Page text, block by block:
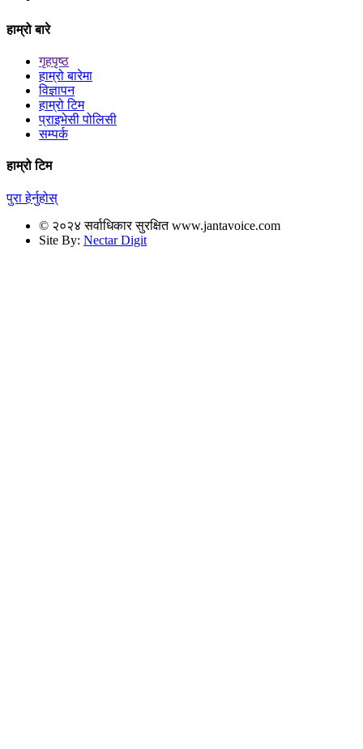
हाम्रो बारे
गृहपृष्ठ
हाम्रो बारेमा
विज्ञापन
हाम्रो टिम
प्राइभेसी पोलिसी
सम्पर्क
हाम्रो टिम
पुरा हेर्नुहोस्
© २०२४ सर्वाधिकार सुरक्षित www.jantavoice.com
Site By: Nectar Digit